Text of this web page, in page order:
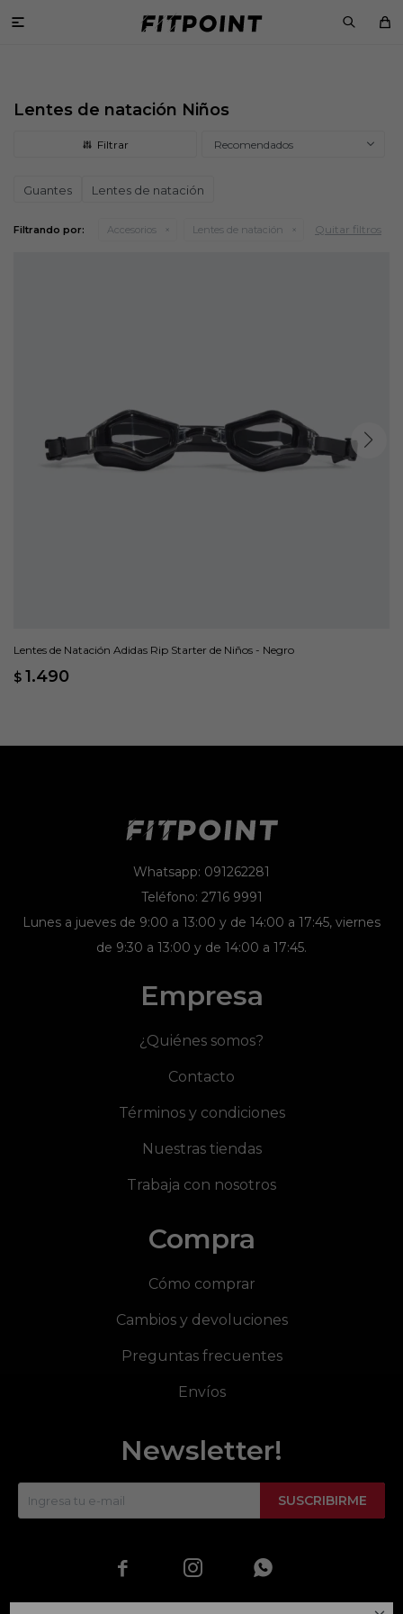

Lentes de natación Niños
Recomendados
Guantes Lentes de natación
Filtrando por: Accesorios Lentes de natación Quitar filtros
Lentes de Natación Adidas Rip Starter de Niños - Negro
$ 1.490
Whatsapp: 091262281
Teléfono: 2716 9991
Lunes a jueves de 9:00 a 13:00 y de 14:00 a 17:45, viernes
de 9:30 a 13:00 y de 14:00 a 17:45.
Empresa
¿Quiénes somos?
Contacto
Términos y condiciones
Nuestras tiendas
Trabaja con nosotros
Compra
Cómo comprar
Cambios y devoluciones
Preguntas frecuentes
Envíos
Newsletter!
SUSCRIBIRME
  